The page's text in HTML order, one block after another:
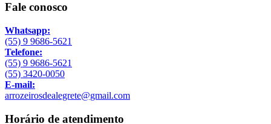
Fale conosco
Whatsapp:
(55) 9 9686-5621
Telefone:
(55) 9 9686-5621
(55) 3420-0050
E-mail:
arrozeirosdealegrete@gmail.com
Horário de atendimento